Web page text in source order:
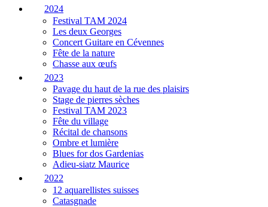
2024
Festival TAM 2024
Les deux Georges
Concert Guitare en Cévennes
Fête de la nature
Chasse aux œufs
2023
Pavage du haut de la rue des plaisirs
Stage de pierres sèches
Festival TAM 2023
Fête du village
Récital de chansons
Ombre et lumière
Blues for dos Gardenias
Adieu-siatz Maurice
2022
12 aquarellistes suisses
Catasgnade